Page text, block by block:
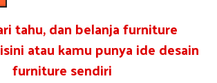
tahu, dan belanja furniture
atau kamu punya ide desain
furniture sendiri